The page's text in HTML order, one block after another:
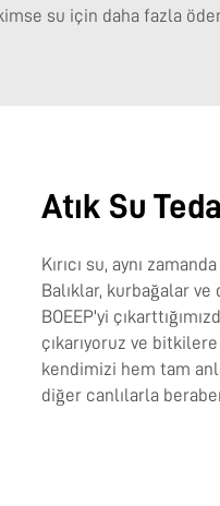
su için daha fazla
Atık Su
Kırıcı su, aynı
Balıklar, kurbağalar ve
BOEEP'yi
çıkarıyoruz ve
kendimizi hem tam
diğer canlılarla